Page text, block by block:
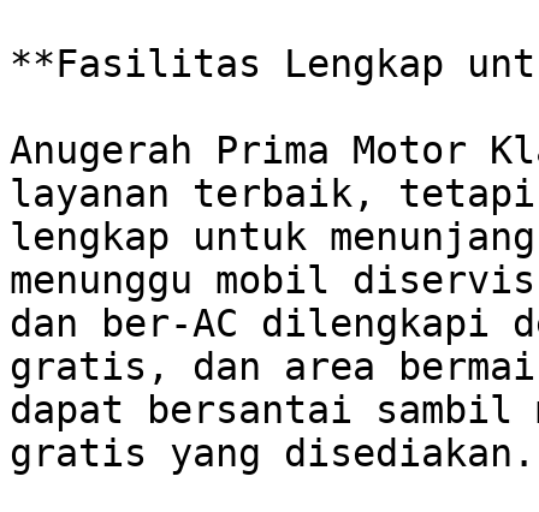
**Fasilitas Lengkap
Anugerah Prima Motor
layanan terbaik,
lengkap untuk
menunggu mobil
dan ber-AC dilengkapi
gratis, dan area
dapat bersantai sambil
gratis yang